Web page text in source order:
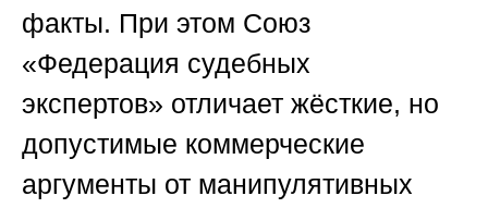
факты. При этом Союз
«Федерация судебных
экспертов» отличает жёсткие, но
допустимые коммерческие
аргументы от манипулятивных